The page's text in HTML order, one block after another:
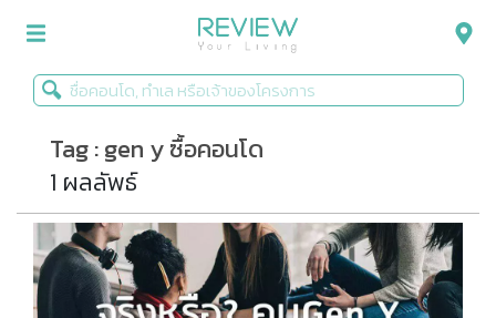
รีวิวคอนโด
รีวิวบ้าน
รีวิวทาวน์โฮม
Life+Style
Tag : gen y ซื้อคอนโด
1 ผลลัพธ์